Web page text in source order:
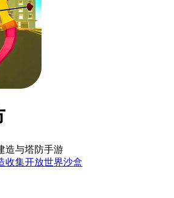
造与塔防手游
收集开放世界沙盒